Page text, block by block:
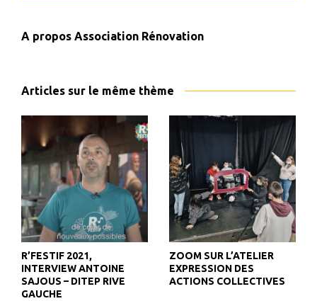
A propos Association Rénovation
Articles sur le même thème
R’FESTIF 2021,
INTERVIEW ANTOINE
SAJOUS – DITEP RIVE
GAUCHE
ZOOM SUR L’ATELIER
EXPRESSION DES
ACTIONS COLLECTIVES